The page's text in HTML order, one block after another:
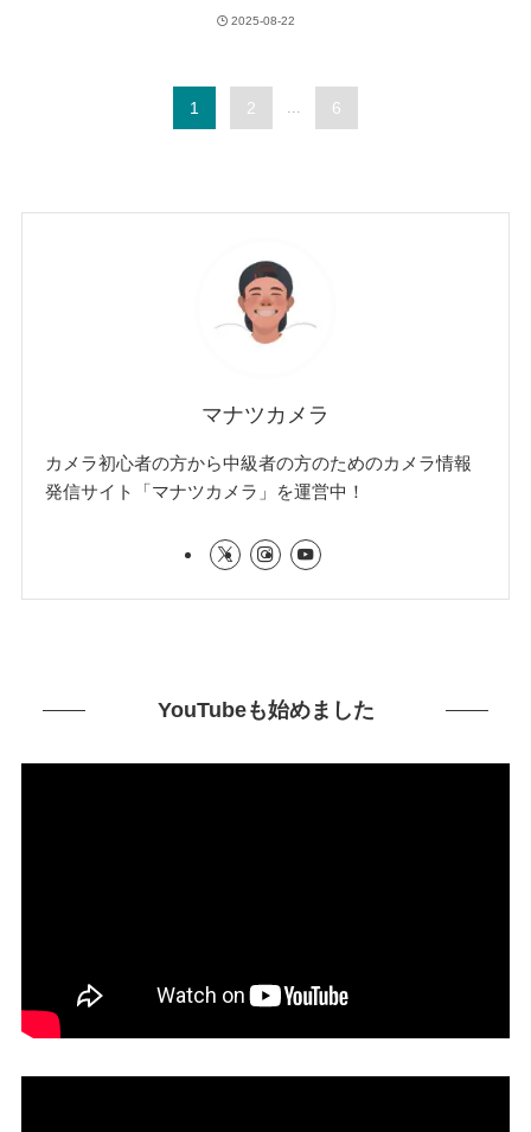
2025-08-22
1 2 6
マナツカメラ
カメラ初心者の方から中級者の方のためのカメラ情報
発信サイト「マナツカメラ」を運営中！
YouTubeも始めました